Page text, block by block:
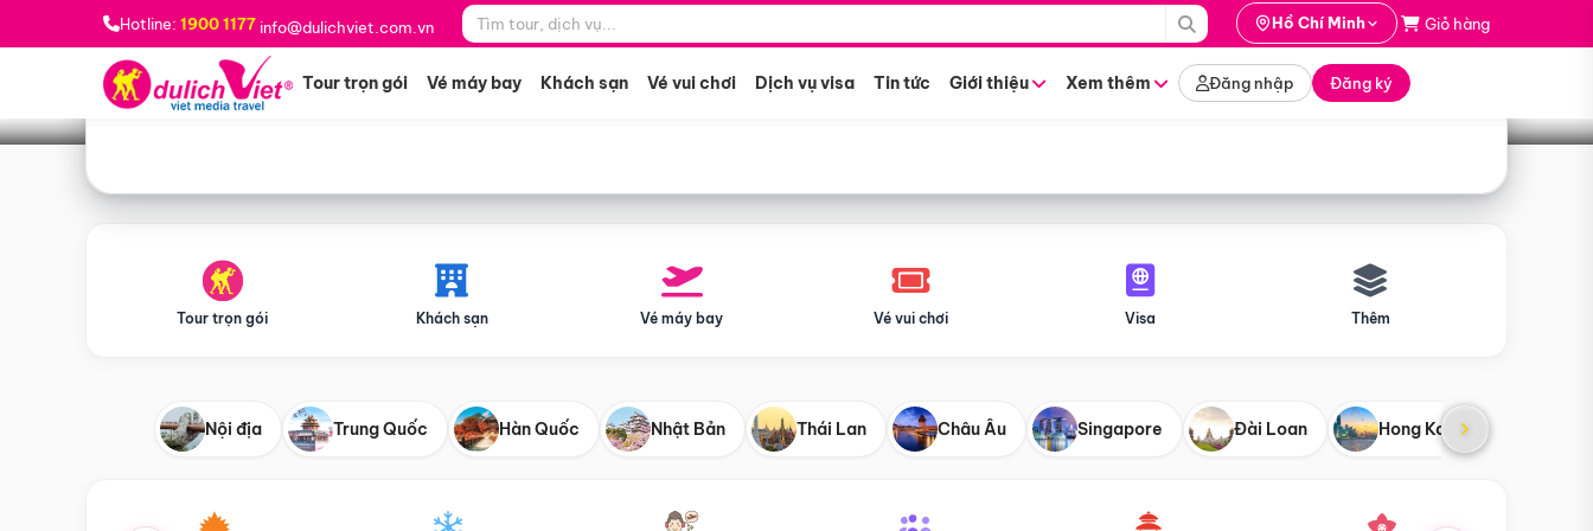
Hotline: 1900 1177 info@dulichviet.com.vn Hồ Chí Minh Giỏ hàng
Tour trọn gói Vé máy bay Khách sạn Vé vui chơi Dịch vụ visa Tin tức Giới thiệu Xem thêm Đăng nhập Đăng ký
Bạn muốn đi đâu? *
Tìm tour
Tour trọn gói Khách sạn Vé máy bay Vé vui chơi Visa Thêm
Nội địa Trung Quốc Hàn Quốc Nhật Bản Thái Lan Châu Âu Singapore Đài Loan Hong Kong